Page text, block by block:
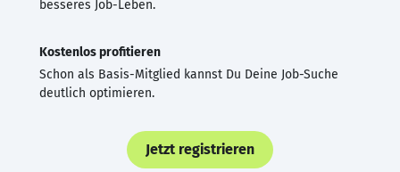
besseres Job-Leben.
Kostenlos profitieren
Schon als Basis-Mitglied kannst Du Deine Job-Suche
deutlich optimieren.
Jetzt registrieren